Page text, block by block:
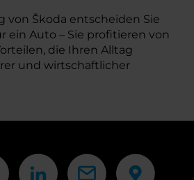
von Škoda entscheiden Sie
ein Auto – Sie profitieren von
die Ihren Alltag
und wirtschaftlicher